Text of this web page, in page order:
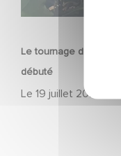
Le tournage de la
débuté
Le 19 juillet 2026